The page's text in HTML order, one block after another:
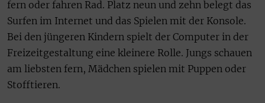
fern oder fahren Rad. Platz neun und zehn belegt das
Surfen im Internet und das Spielen mit der Konsole.
Bei den jüngeren Kindern spielt der Computer in der
Freizeitgestaltung eine kleinere Rolle. Jungs schauen
am liebsten fern, Mädchen spielen mit Puppen oder
Stofftieren.